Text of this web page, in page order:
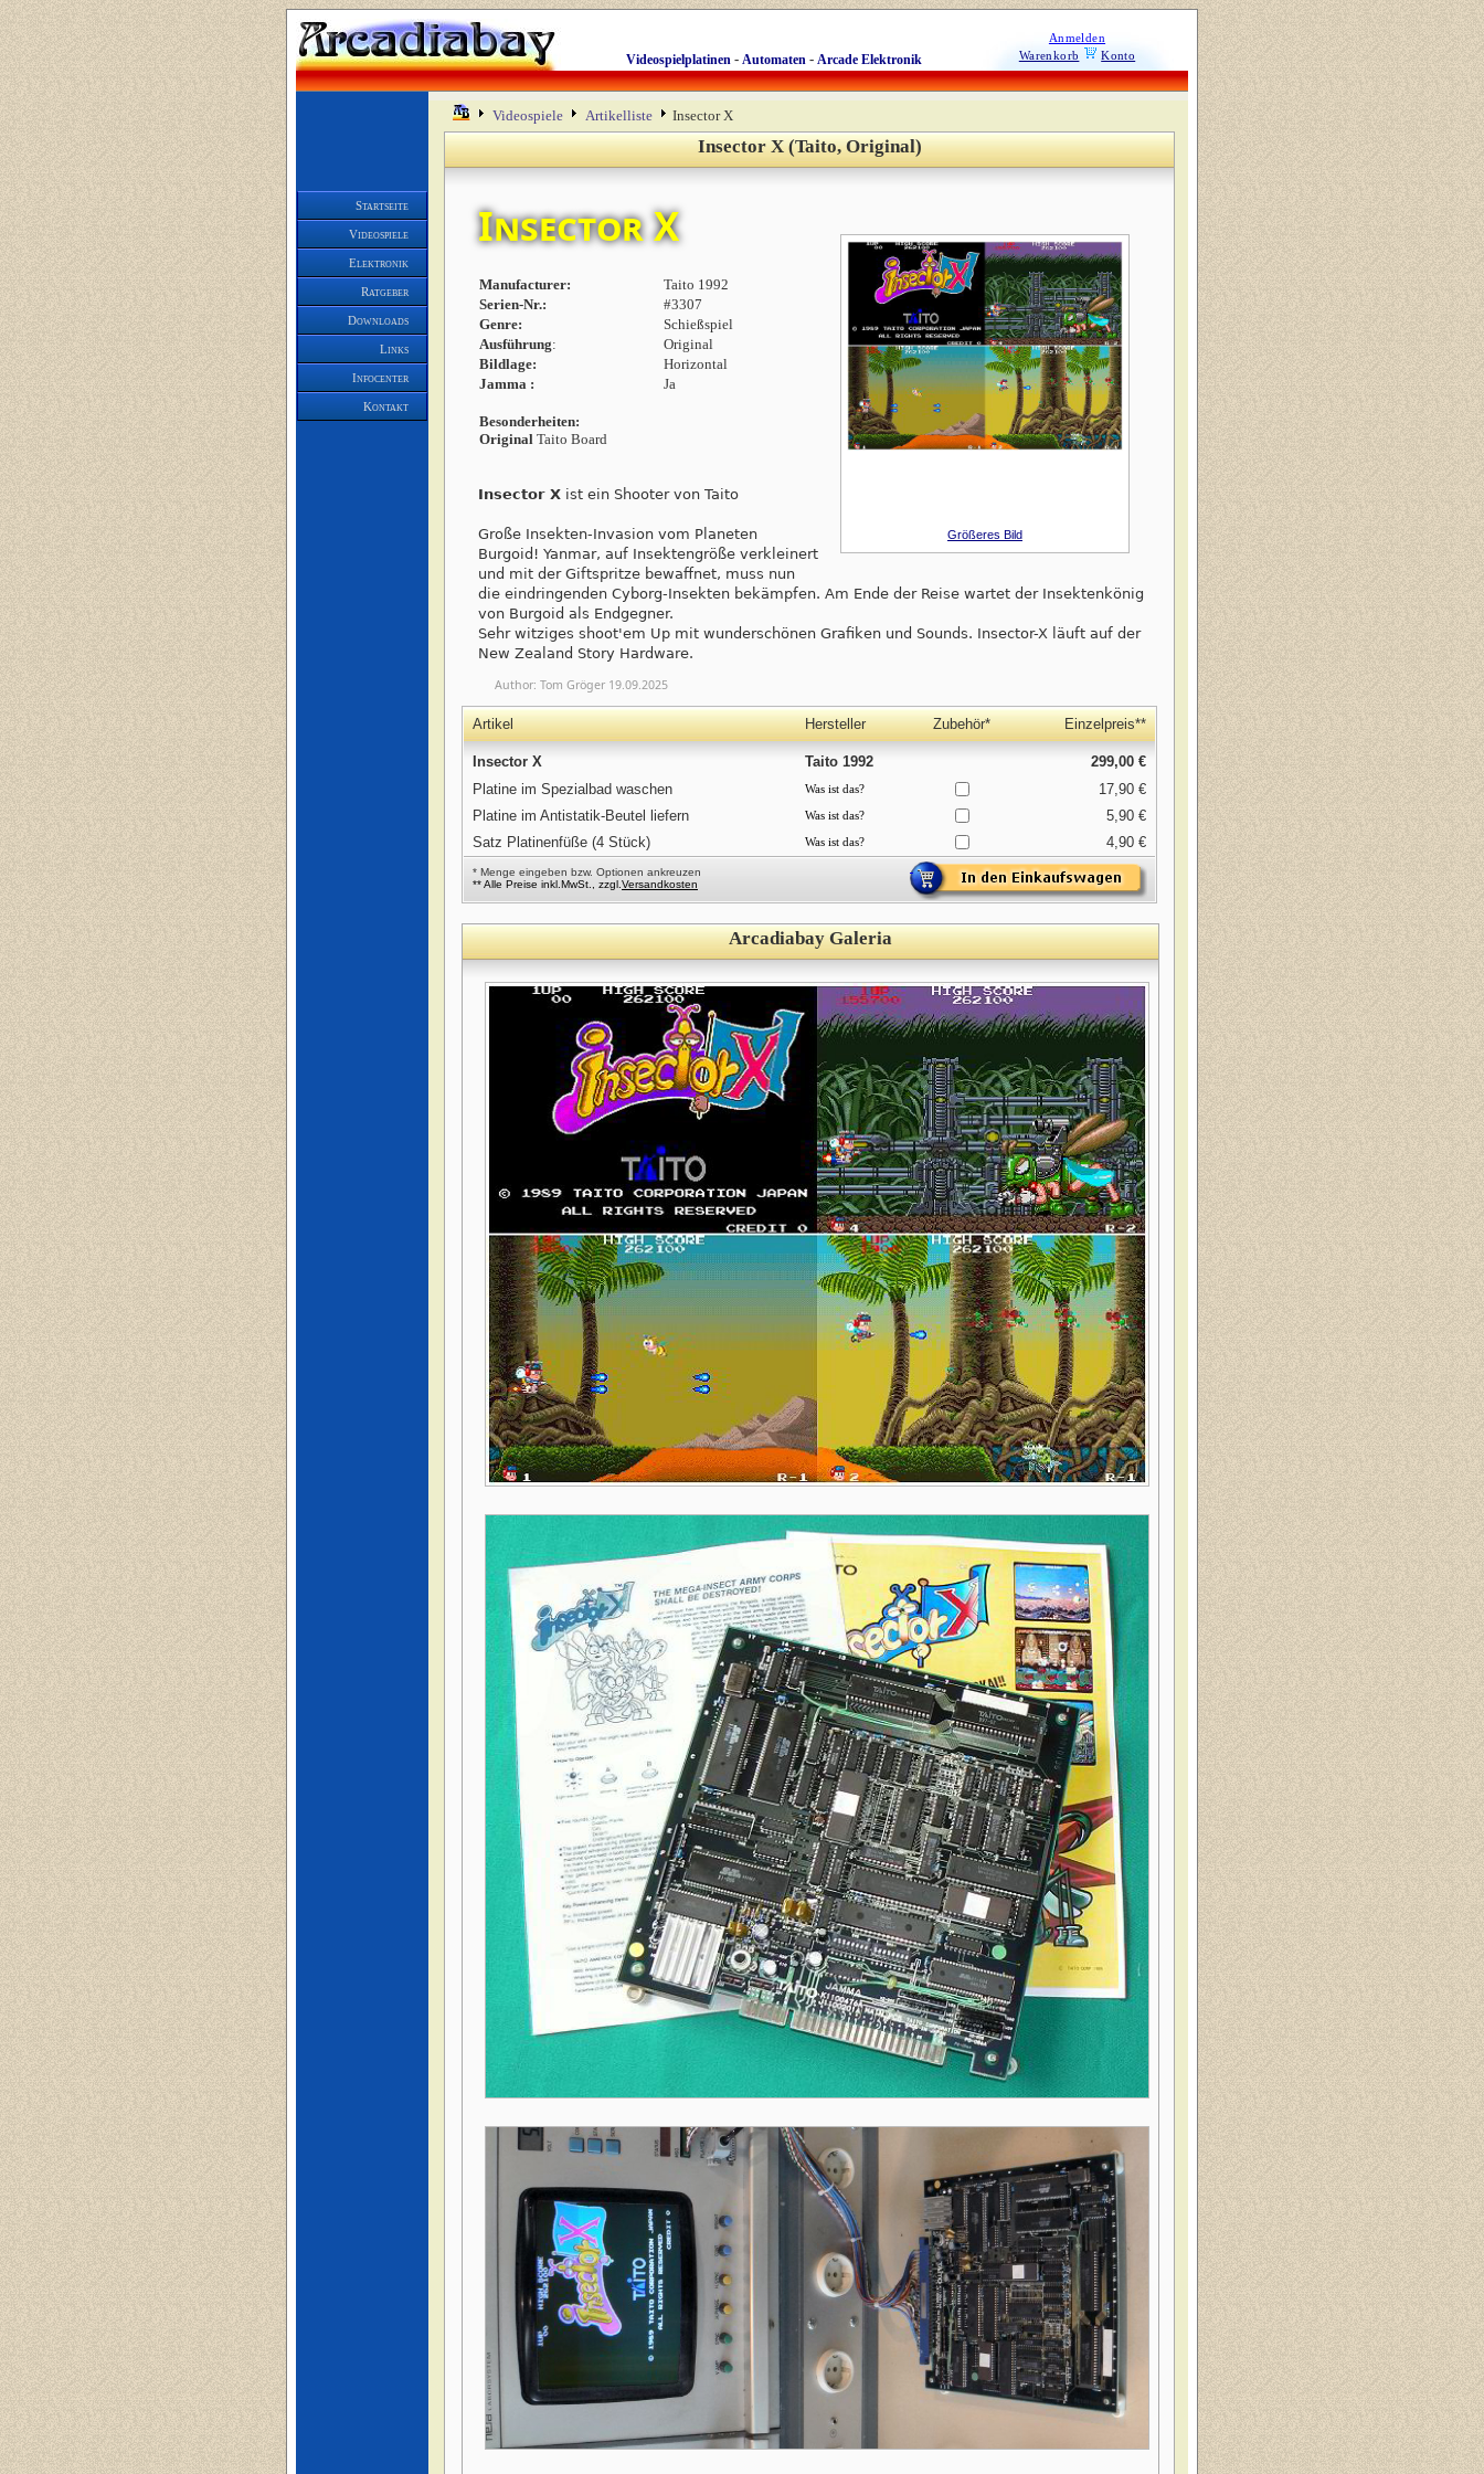
Anmelden
Warenkorb Konto
Videospielplatinen- Automaten- Arcade Elektronik
Startseite
Videospiele
Elektronik
Ratgeber
Downloads
Links
Infocenter
Kontakt
Videospiele Artikelliste Insector X
Insector X (Taito, Original)
Größeres Bild
Insector X
Manufacturer:
Taito 1992
Serien-Nr.:
#3307
Genre:
Schießspiel
Ausführung:
Original
Bildlage:
Horizontal
Jamma :
Ja
Besonderheiten:
Original Taito Board
Insector X ist ein Shooter von Taito
Große Insekten-Invasion vom Planeten
Burgoid! Yanmar, auf Insektengröße verkleinert
und mit der Giftspritze bewaffnet, muss nun
die eindringenden Cyborg-Insekten bekämpfen. Am Ende der Reise wartet der Insektenkönig
von Burgoid als Endgegner.
Sehr witziges shoot'em Up mit wunderschönen Grafiken und Sounds. Insector-X läuft auf der
New Zealand Story Hardware.
Author: Tom Gröger 19.09.2025
Artikel Hersteller Zubehör* Einzelpreis**
Insector X Taito 1992
299,00 €
Platine im Spezialbad waschen
Was ist das?
17,90 €
Platine im Antistatik-Beutel liefern
Was ist das?
5,90 €
Satz Platinenfüße (4 Stück)
Was ist das? 4,90 €
* Menge eingeben bzw. Optionen ankreuzen
** Alle Preise inkl.MwSt., zzgl. Versandkosten
Arcadiabay Galeria